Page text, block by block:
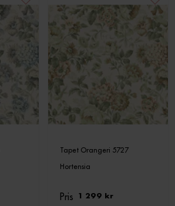
Tapet Orangeri 5727
Hortensia
Pris 1 299 kr